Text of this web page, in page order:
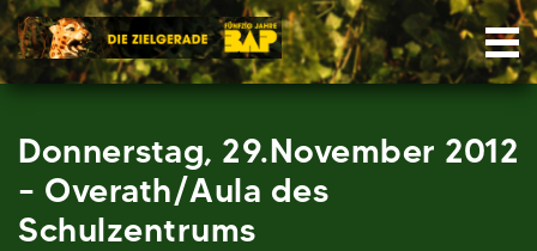
Skip
to
content
Donnerstag, 29.November 2012
– Overath/Aula des
Schulzentrums